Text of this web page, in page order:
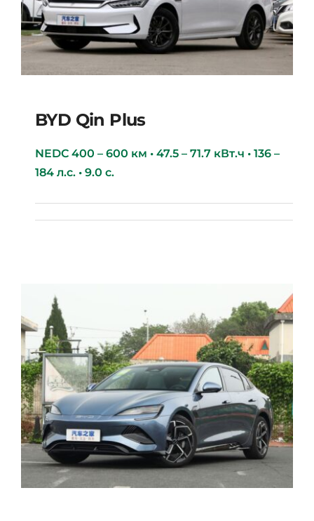
BYD Qin Plus
BYD Qin Plus
NEDC 400 – 600 км • 47.5 – 71.7 кВт.ч • 136 –
184 л.с. • 9.0 с.